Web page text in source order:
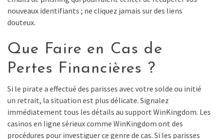
nouveaux identifiants ; ne cliquez jamais sur des liens
douteux.
Que Faire en Cas de
Pertes Financières ?
Si le pirate a effectué des parisses avec votre solde ou initié
un retrait, la situation est plus délicate. Signalez
immédiatement tous les détails au support WinKingdom. Les
casinos en ligne sérieux comme WinKingdom ont des
procédures pour investiguer ce genre de cas. Si les parisses